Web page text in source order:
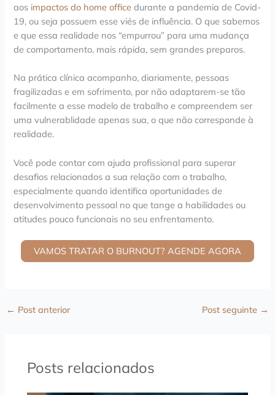
aos impactos do home office durante a pandemia de Covid-
19, ou seja possuem esse viés de influência. O que sabemos
e que essa realidade nos “empurrou” para uma mudança
de comportamento, mais rápida, sem grandes preparos.
Na prática clínica acompanho, diariamente, pessoas
fragilizadas e em sofrimento, por não adaptarem-se tão
facilmente a esse modelo de trabalho e compreendem ser
uma vulnerablidade apenas sua, o que não corresponde à
realidade.
Você pode contar com ajuda profissional para superar
desafios relacionados a sua relação com o trabalho,
especialmente quando identifica oportunidades de
desenvolvimento pessoal no que tange a habilidades ou
atitudes pouco funcionais no seu enfrentamento.
VAMOS TRATAR O BURNOUT? AGENDE AGORA
← Post anterior Post seguinte →
Posts relacionados